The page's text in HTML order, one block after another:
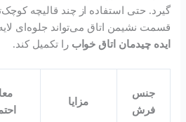
گیرد. حتی استفاده از چند قالیچه
قسمت نشیمن اتاق می‌تواند جلوه‌ای
ایده چیدمان اتاق خواب را تکمیل کند.
جنس
فرش
مزایا